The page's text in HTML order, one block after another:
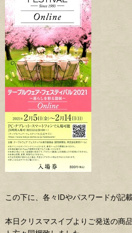
この下に、各々IDやパスワードが記
本日クリスマスイブよりご発送の商